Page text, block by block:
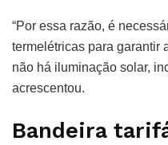
“Por essa razão, é
termelétricas para garantir
não há iluminação solar,
acrescentou.
Bandeira